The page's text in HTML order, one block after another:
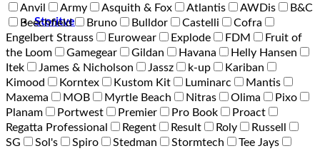
Storitve
Anvil
Army Asquith & Fox Atlantis AWDis
B&C
Beechfield
Bruno Bulldor Castelli
Cofra
Engelbert Strauss
Eurowear Explode FDM
Fruit of
the Loom
Gamegear Gildan Havana
Helly Hansen
Itek
James & Nicholson Jassz k-up
Kariban
Kimood
Korntex Kustom Kit Luminarc
Mantis
Maxema
MOB Myrtle Beach Nitras Olima
Pixo
Planam
Portwest Premier Pro Book
Proact
Regatta Professional
Regent Result Roly
Russell
SG
Sol's Spiro Stedman Stormtech
Tee Jays